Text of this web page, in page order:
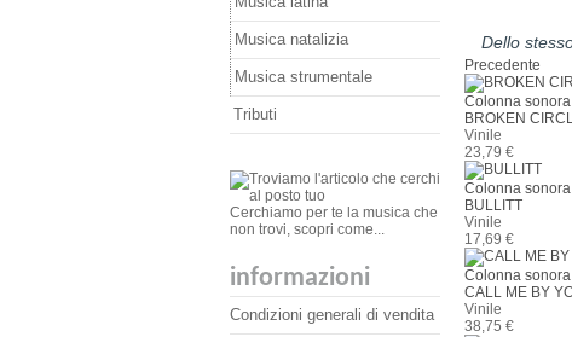
Musica natalizia
Musica strumentale
Tributi
Cerchiamo per te la musica che
non trovi, scopri come...
informazioni
Condizioni generali di vendita
Dello
Precedente
Colonna sonora
BROKEN
Vinile
23,79 €
Colonna sonora
BULLITT
Vinile
17,69 €
Colonna sonora
CALL ME BY
Vinile
38,75 €